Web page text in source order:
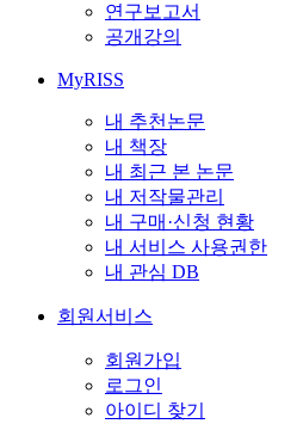
연구보고서
공개강의
MyRISS
내 추천논문
내 책장
내 최근 본 논문
내 저작물관리
내 구매·신청 현황
내 서비스 사용권한
내 관심 DB
회원서비스
회원가입
로그인
아이디 찾기